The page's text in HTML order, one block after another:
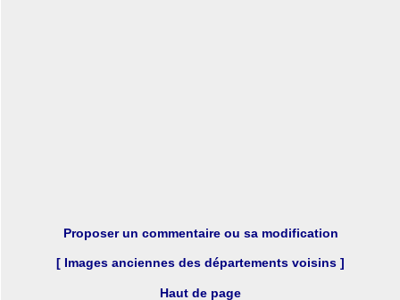
Proposer un commentaire ou sa modification
[ Images anciennes des départements voisins ]
Haut de page